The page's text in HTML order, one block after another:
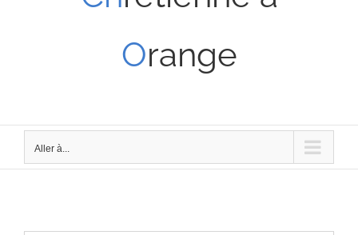
Orange
Aller à...